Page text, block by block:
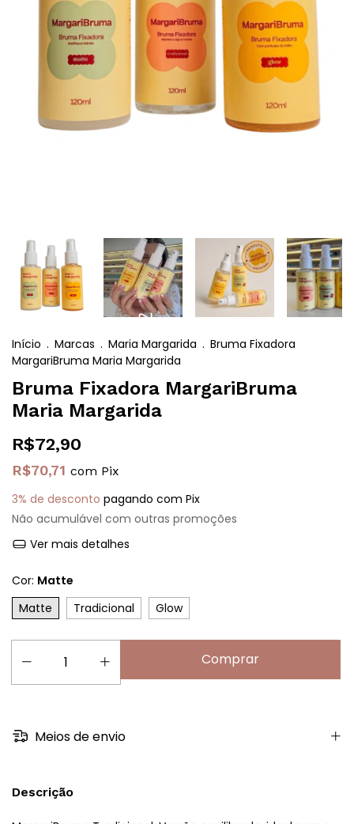
Início . Marcas . Maria Margarida . Bruma Fixadora
MargariBruma Maria Margarida
Bruma Fixadora MargariBruma
Maria Margarida
R$72,90
R$70,71 com Pix
3% de desconto pagando com Pix
Não acumulável com outras promoções
Ver mais detalhes
Cor: Matte
Matte
Tradicional Glow
Meios de envio
Descrição